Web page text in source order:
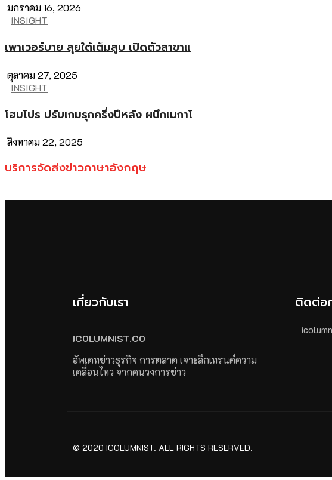
มกราคม 16, 2026
INSIGHT
เพาเวอร์บาย ลุยใต้เต็มสูบ เปิดตัวสาขาแ
ตุลาคม 27, 2025
INSIGHT
โฮมโปร ปรับเกมรุกครึ่งปีหลัง ผนึกเมกาโ
สิงหาคม 22, 2025
บริการจัดส่งข่าวภาษาอังกฤษ
เกี่ยวกับเรา
ICOLUMNIST.CO
อัพเดทข่าวธุรกิจ การตลาด เจาะลึกเทรนด์ความ
เคลื่อนไหว จากคนวงการข่าว
ติดต่อ
© 2020 ICOLUMNIST. ALL RIGHTS RESERVED.